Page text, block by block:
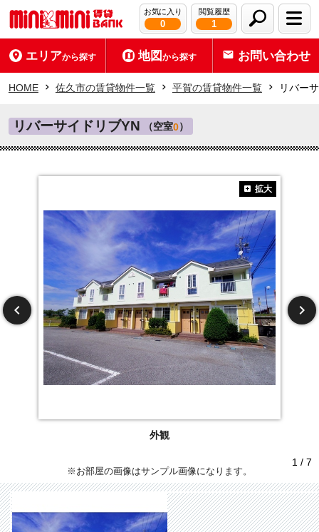
お気に入り
0
閲覧履歴
1
エリアから探す 地図から探す お問い合わせ
HOME 佐久市の賃貸物件一覧 平賀の賃貸物件一覧 リバー
リバーサイドリブYN （空室0）
外観
拡大
1 / 7
※お部屋の画像はサンプル画像になります。